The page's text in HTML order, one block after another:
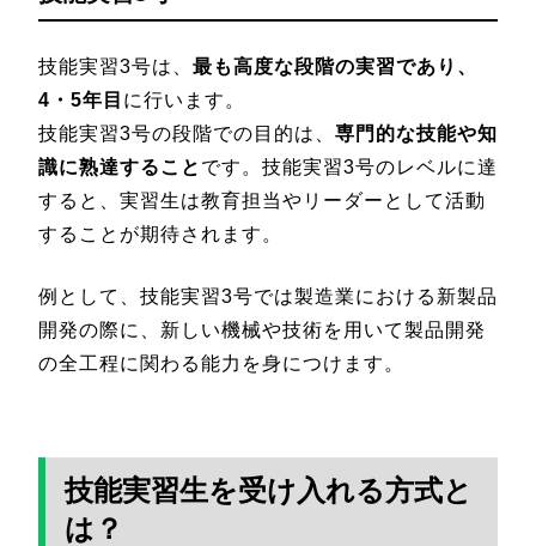
技能実習3号は、 最も高度な段階の実習であり、
4・5年目 に行います。
技能実習3号の段階での目的は、 専門的な技能や知
識に熟達すること です。技能実習3号のレベルに達
すると、実習生は教育担当やリーダーとして活動
することが期待されます。
例として、技能実習3号では製造業における新製品
開発の際に、新しい機械や技術を用いて製品開発
の全工程に関わる能力を身につけます。
技能実習生を受け入れる方式と
は？